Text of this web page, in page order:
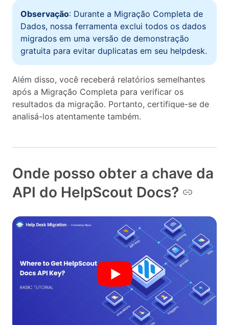
Observação: Durante a Migração Completa de
Dados, nossa ferramenta exclui todos os dados
migrados em uma versão de demonstração
gratuita para evitar duplicatas em seu helpdesk.
Além disso, você receberá relatórios semelhantes
após a Migração Completa para verificar os
resultados da migração. Portanto, certifique-se de
analisá-los atentamente também.
Onde posso obter a chave da
API do HelpScout Docs?